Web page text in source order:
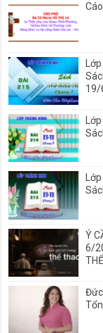
19/
Ý
6/